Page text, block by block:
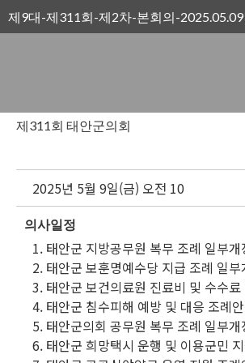
제9대-제311회-제2차-본회의-2025.05.09
제311회 태안군의회
2025년 5월 9일(금) 오전 10
의사일정
1. 태안군 지방공무원 복무 조례 일부
2. 태안군 보훈명예수당 지급 조례 일
3. 태안군 보건의료원 진료비 및 수수
4. 태안군 침수피해 예방 및 대응 조례안
5. 태안군의회 공무원 복무 조례 일부
6. 태안군 희망택시 운행 및 이용군민